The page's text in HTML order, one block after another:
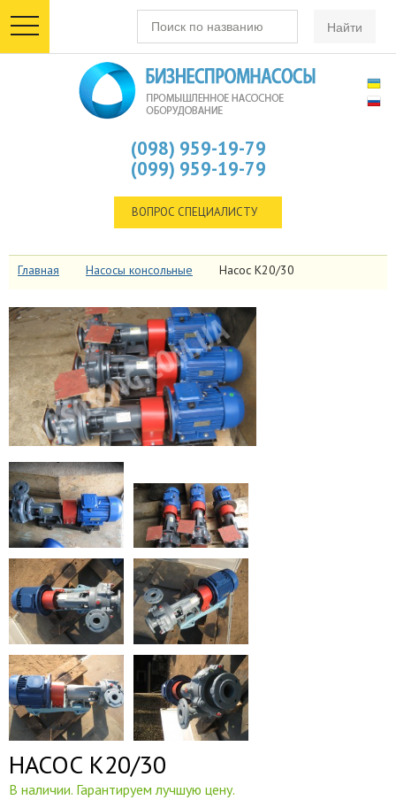
toggle
navigation
(098) 959-19-79
(099) 959-19-79
ВОПРОС СПЕЦИАЛИСТУ
Главная Насосы консольные Насос К20/30
НАСОС К20/30
В наличии. Гарантируем лучшую цену.